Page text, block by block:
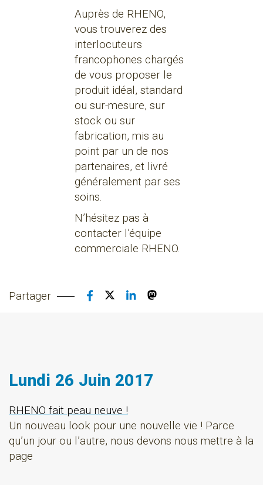
Auprès de RHENO,
vous trouverez des
interlocuteurs
francophones chargés
de vous proposer le
produit idéal, standard
ou sur-mesure, sur
stock ou sur
fabrication, mis au
point par un de nos
partenaires, et livré
généralement par ses
soins.
N’hésitez pas à
contacter l’équipe
commerciale RHENO.
Partager
Lundi 26 Juin 2017
RHENO fait peau neuve !
Un nouveau look pour une nouvelle vie ! Parce
qu’un jour ou l’autre, nous devons nous mettre à la
page